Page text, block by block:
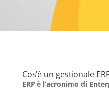
Cos’è un gestionale
ERP è l’acronimo di